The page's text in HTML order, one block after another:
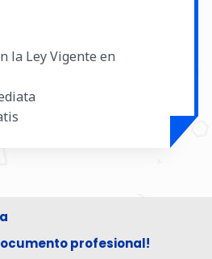
la Ley Vigente en
profesional!